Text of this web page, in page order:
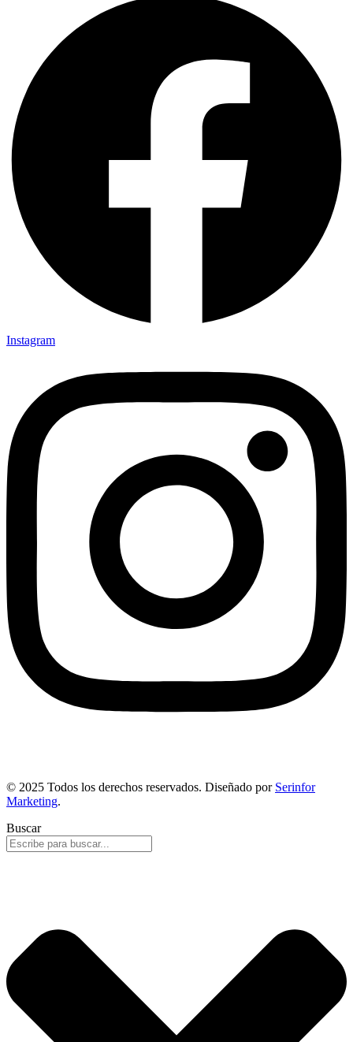
Instagram
© 2025 Todos los derechos reservados. Diseñado por Serinfor
Marketing.
Buscar